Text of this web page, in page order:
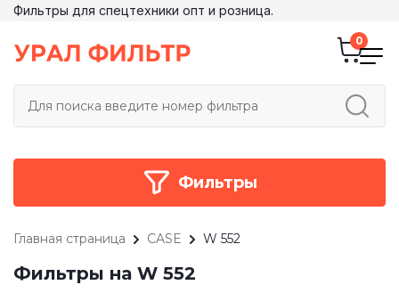
Фильтры для спецтехники опт и розница.
Фильтры
Главная страница CASE W 552
Фильтры на W 552